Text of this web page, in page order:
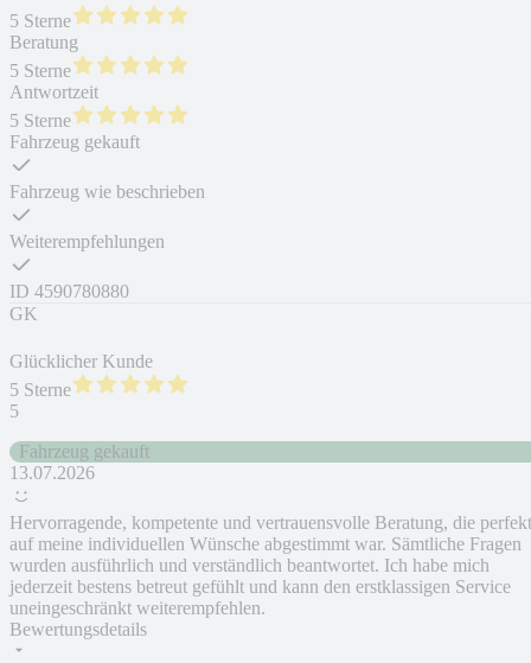
5 Sterne
Beratung
5 Sterne
Antwortzeit
5 Sterne
Fahrzeug gekauft
Fahrzeug wie beschrieben
Weiterempfehlungen
ID 4590780880
GK
Glücklicher Kunde
5 Sterne
5
Fahrzeug gekauft
13.07.2026
Hervorragende, kompetente und vertrauensvolle Beratung, die perfekt
auf meine individuellen Wünsche abgestimmt war. Sämtliche Fragen
wurden ausführlich und verständlich beantwortet. Ich habe mich
jederzeit bestens betreut gefühlt und kann den erstklassigen Service
uneingeschränkt weiterempfehlen.
Bewertungsdetails